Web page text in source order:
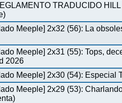
TRADUCIDO
Meeple] 2x32 (56): La
Meeple] 2x31 (55): Tops,
2026
Meeple] 2x30 (54): Especial
Meeple] 2x29 (53):